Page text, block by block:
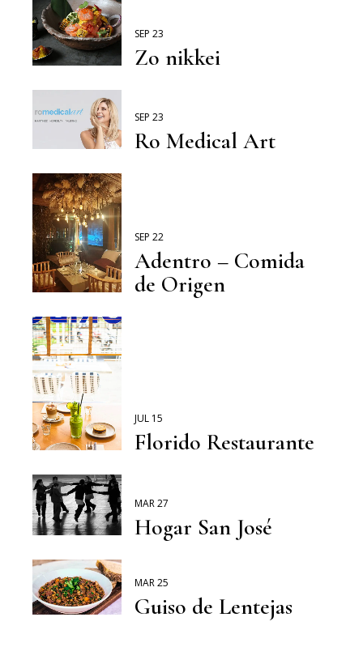
SEP 23
Zo nikkei
SEP 23
Ro Medical Art
SEP 22
Adentro – Comida
de Origen
JUL 15
Florido Restaurante
MAR 27
Hogar San José
MAR 25
Guiso de Lentejas